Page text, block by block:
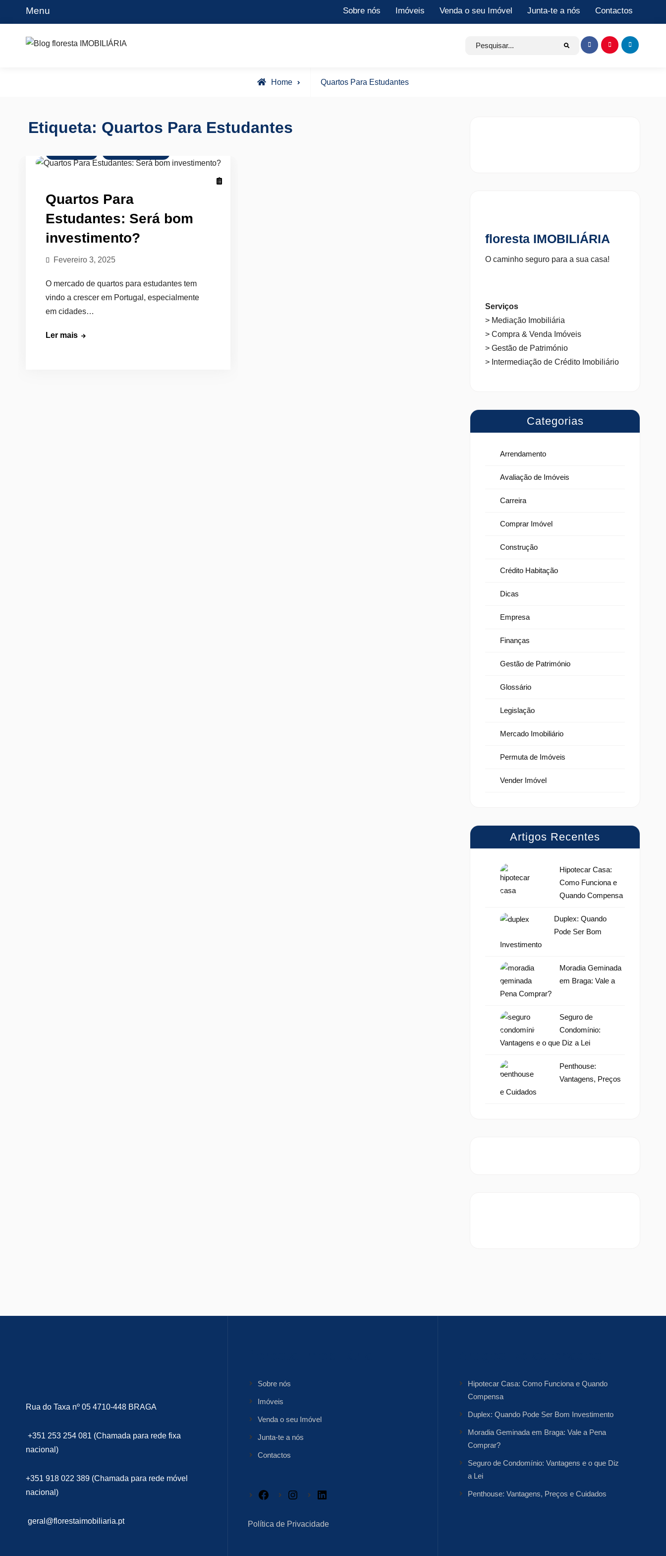
Menu Sobre nós Imóveis Venda o seu Imóvel Junta-te a nós Contactos
Blog floresta IMOBILIÁRIA
Search
Item
Item
Item
Home
Posts
Quartos Para Estudantes
Etiqueta: Quartos Para Estudantes
Quartos Para
Estudantes: Será bom
investimento?
Fevereiro 3, 2025
O mercado de quartos para estudantes tem
vindo a crescer em Portugal, especialmente
em cidades…
Ler maisQuartos
floresta IMOBILIÁRIA
O caminho seguro para a sua casa!
Serviços
> Mediação Imobiliária
> Compra & Venda Imóveis
> Gestão de Património
> Intermediação de Crédito Imobiliário
Categorias
Arrendamento
Avaliação de Imóveis
Carreira
Comprar Imóvel
Construção
Crédito Habitação
Dicas
Empresa
Finanças
Gestão de Património
Glossário
Legislação
Mercado Imobiliário
Permuta de Imóveis
Vender Imóvel
Artigos Recentes
Hipotecar Casa:
Como Funciona e
Quando Compensa
Duplex: Quando
Pode Ser Bom
Investimento
Moradia Geminada
em Braga: Vale a
Pena Comprar?
Seguro de
Condomínio:
Vantagens e o que Diz a Lei
Penthouse:
Vantagens, Preços
e Cuidados
Rua do Taxa nº 05 4710-448 BRAGA
+351 253 254 081 (Chamada para rede fixa
nacional)
+351 918 022 389 (Chamada para rede móvel
nacional)
geral@florestaimobiliaria.pt
Sobre nós
Imóveis
Venda o seu Imóvel
Junta-te a nós
Contactos
Facebook Instagram
Política de Privacidade
Hipotecar Casa: Como Funciona e Quando
Compensa
Duplex: Quando Pode Ser Bom Investimento
Moradia Geminada em Braga: Vale a Pena
Comprar?
Seguro de Condomínio: Vantagens e o que Diz
a Lei
Penthouse: Vantagens, Preços e Cuidados